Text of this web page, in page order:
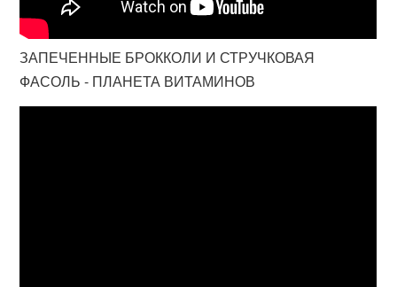
ЗАПЕЧЕННЫЕ БРОККОЛИ И СТРУЧКОВАЯ
ФАСОЛЬ - ПЛАНЕТА ВИТАМИНОВ